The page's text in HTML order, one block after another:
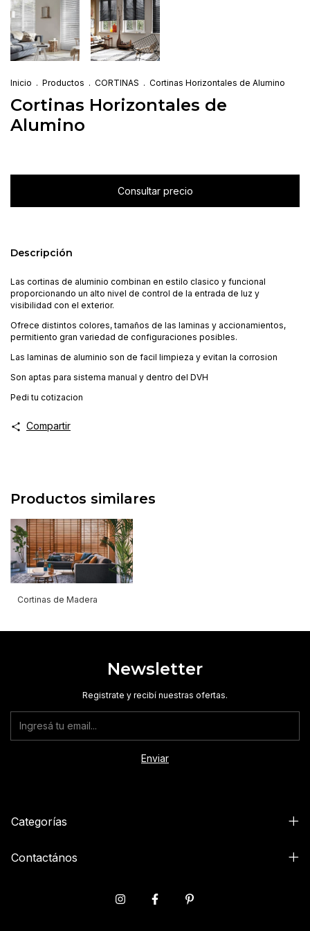
Inicio . Productos . CORTINAS . Cortinas Horizontales de Alumino
Cortinas Horizontales de
Alumino
Descripción
Las cortinas de aluminio combinan en estilo clasico y funcional
proporcionando un alto nivel de control de la entrada de luz y
visibilidad con el exterior.
Ofrece distintos colores, tamaños de las laminas y accionamientos,
permitiento gran variedad de configuraciones posibles.
Las laminas de aluminio son de facil limpieza y evitan la corrosion
Son aptas para sistema manual y dentro del DVH
Pedi tu cotizacion
Compartir
Productos similares
Cortinas de Madera
Newsletter
Registrate y recibí nuestras ofertas.
Categorías
Contactános